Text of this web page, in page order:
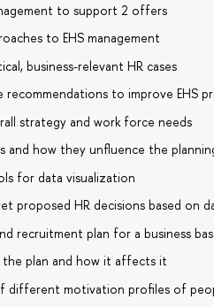
to support 2 offers
to EHS management
business-relevant HR cases
to improve EHS
strategy and work force needs
and how they unfluence the
for data visualization
proposed HR decisions based on
recruitment plan for a business
plan and how it affects it
different motivation profiles of